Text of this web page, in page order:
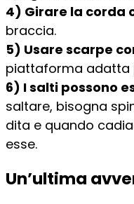
4) Girare la corda
braccia.
5) Usare scarpe
piattaforma adatta
6) I salti possono
saltare, bisogna
dita e quando
esse.
Un’ultima